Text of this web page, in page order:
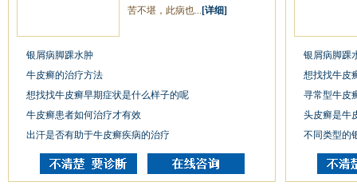
苦不堪，此病也... [详细]
银屑病脚踝水肿
牛皮癣的治疗方法
想找找牛皮癣早期症状是什么样子的呢
牛皮癣患者如何治疗才有效
出汗是否有助于牛皮癣疾病的治疗
银屑病脚踝
想找找牛皮
寻常型牛皮
头皮癣是牛
不同类型的